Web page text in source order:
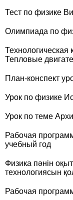
Тест по физике
Олимпиада по
Технологическая
Тепловые
План-конспект
Урок по физике
Урок по теме
Рабочая
учебный год
Физика пәнін
технологиясын
Рабочая